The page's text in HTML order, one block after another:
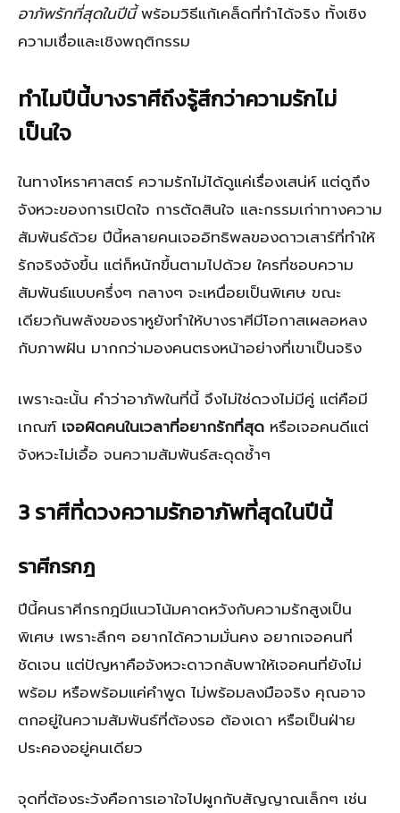
อาภัพรักที่สุดในปีนี้พร้อมวิธีแก้เคล็ดที่ทำได้จริง ทั้งเชิง
ความเชื่อและเชิงพฤติกรรม
ทำไมปีนี้บางราศีถึงรู้สึกว่าความรักไม่
เป็นใจ
ในทางโหราศาสตร์ ความรักไม่ได้ดูแค่เรื่องเสน่ห์ แต่ดูถึง
จังหวะของการเปิดใจ การตัดสินใจ และกรรมเก่าทางความ
สัมพันธ์ด้วย ปีนี้หลายคนเจออิทธิพลของดาวเสาร์ที่ทำให้
รักจริงจังขึ้น แต่ก็หนักขึ้นตามไปด้วย ใครที่ชอบความ
สัมพันธ์แบบครึ่งๆ กลางๆ จะเหนื่อยเป็นพิเศษ ขณะ
เดียวกันพลังของราหูยังทำให้บางราศีมีโอกาสเผลอหลง
กับภาพฝัน มากกว่ามองคนตรงหน้าอย่างที่เขาเป็นจริง
เพราะฉะนั้น คำว่าอาภัพในที่นี้ จึงไม่ใช่ดวงไม่มีคู่ แต่คือมี
เกณฑ์ เจอผิดคนในเวลาที่อยากรักที่สุด หรือเจอคนดีแต่
จังหวะไม่เอื้อ จนความสัมพันธ์สะดุดซ้ำๆ
3 ราศีที่ดวงความรักอาภัพที่สุดในปีนี้
ราศีกรกฎ
ปีนี้คนราศีกรกฎมีแนวโน้มคาดหวังกับความรักสูงเป็น
พิเศษ เพราะลึกๆ อยากได้ความมั่นคง อยากเจอคนที่
ชัดเจน แต่ปัญหาคือจังหวะดาวกลับพาให้เจอคนที่ยังไม่
พร้อม หรือพร้อมแค่คำพูด ไม่พร้อมลงมือจริง คุณอาจ
ตกอยู่ในความสัมพันธ์ที่ต้องรอ ต้องเดา หรือเป็นฝ่าย
ประคองอยู่คนเดียว
จุดที่ต้องระวังคือการเอาใจไปผูกกับสัญญาณเล็กๆ เช่น